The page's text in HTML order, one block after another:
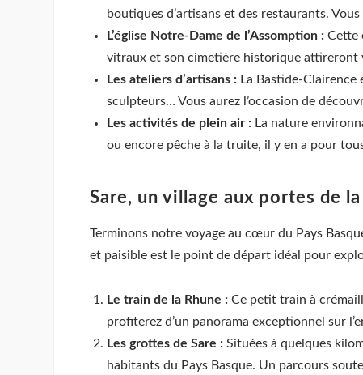
boutiques d’artisans et des restaurants.
L’église Notre-Dame de l’Assomption : Cette
vitraux et son cimetière historique attireront
Les ateliers d’artisans : La Bastide-
sculpteurs… Vous aurez l’occasion de
Les activités de plein air : La nature
ou encore pêche à la truite, il y en a pour
Sare, un village aux portes de
Terminons notre voyage au cœur du Pays
et paisible est le point de départ idéal pour
Le train de la Rhune : Ce petit train à
profiterez d’un panorama exceptionnel sur
Les grottes de Sare : Situées à quelques
habitants du Pays Basque. Un parcours